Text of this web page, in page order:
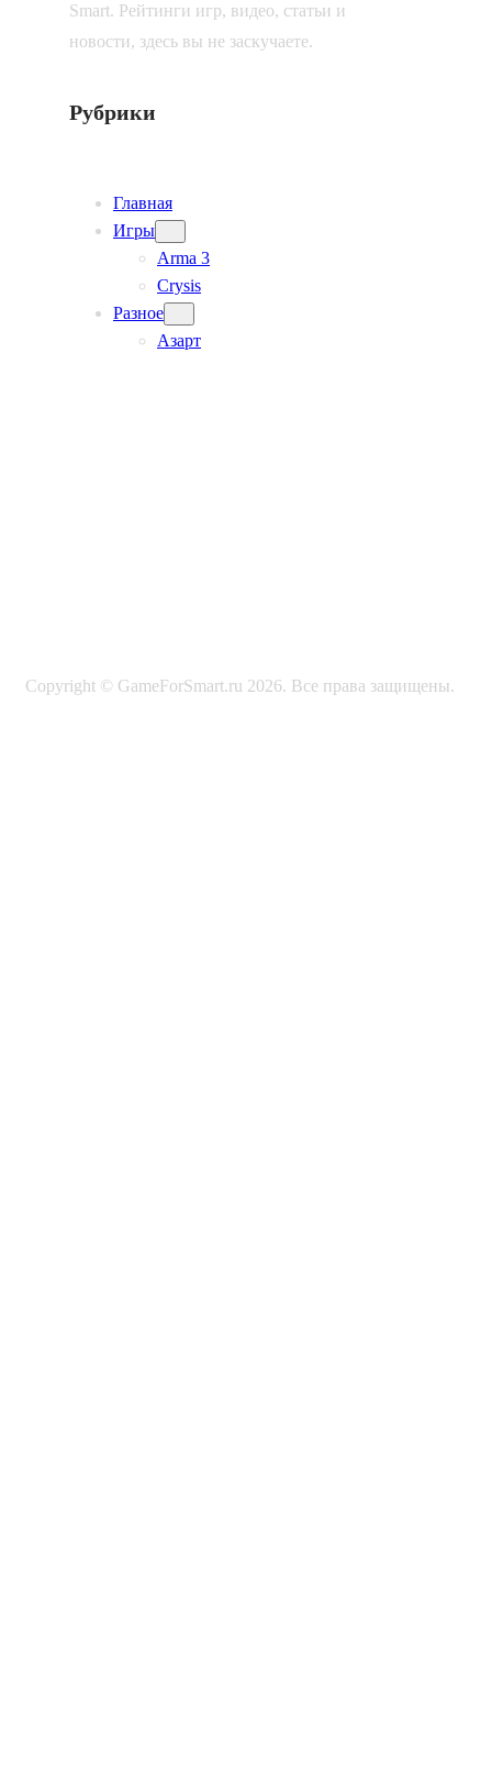
Smart. Рейтинги игр, видео, статьи и
новости, здесь вы не заскучаете.
Рубрики
Главная
Игры
Arma 3
Crysis
Разное
Азарт
Copyright © GameForSmart.ru 2026. Все права защищены.